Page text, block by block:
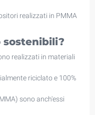
realizzati in PMMA
sostenibili?
realizzati in materiali
riciclato e 100%
sono anch'essi